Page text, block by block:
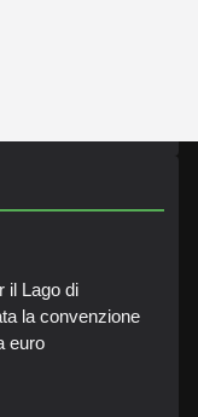
il Lago di
la convenzione
euro